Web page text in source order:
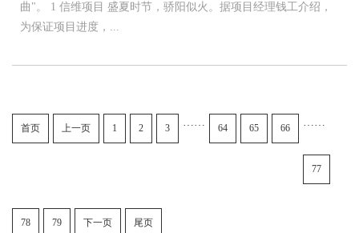
曲"。 1 信维项目 盛夏时节，骄阳似火。据项目经理钱工介绍，
为保证项目进度，...
首页 上一页 1 2 3 …… 64 65 66 ……
77
78 79 下一页 尾页